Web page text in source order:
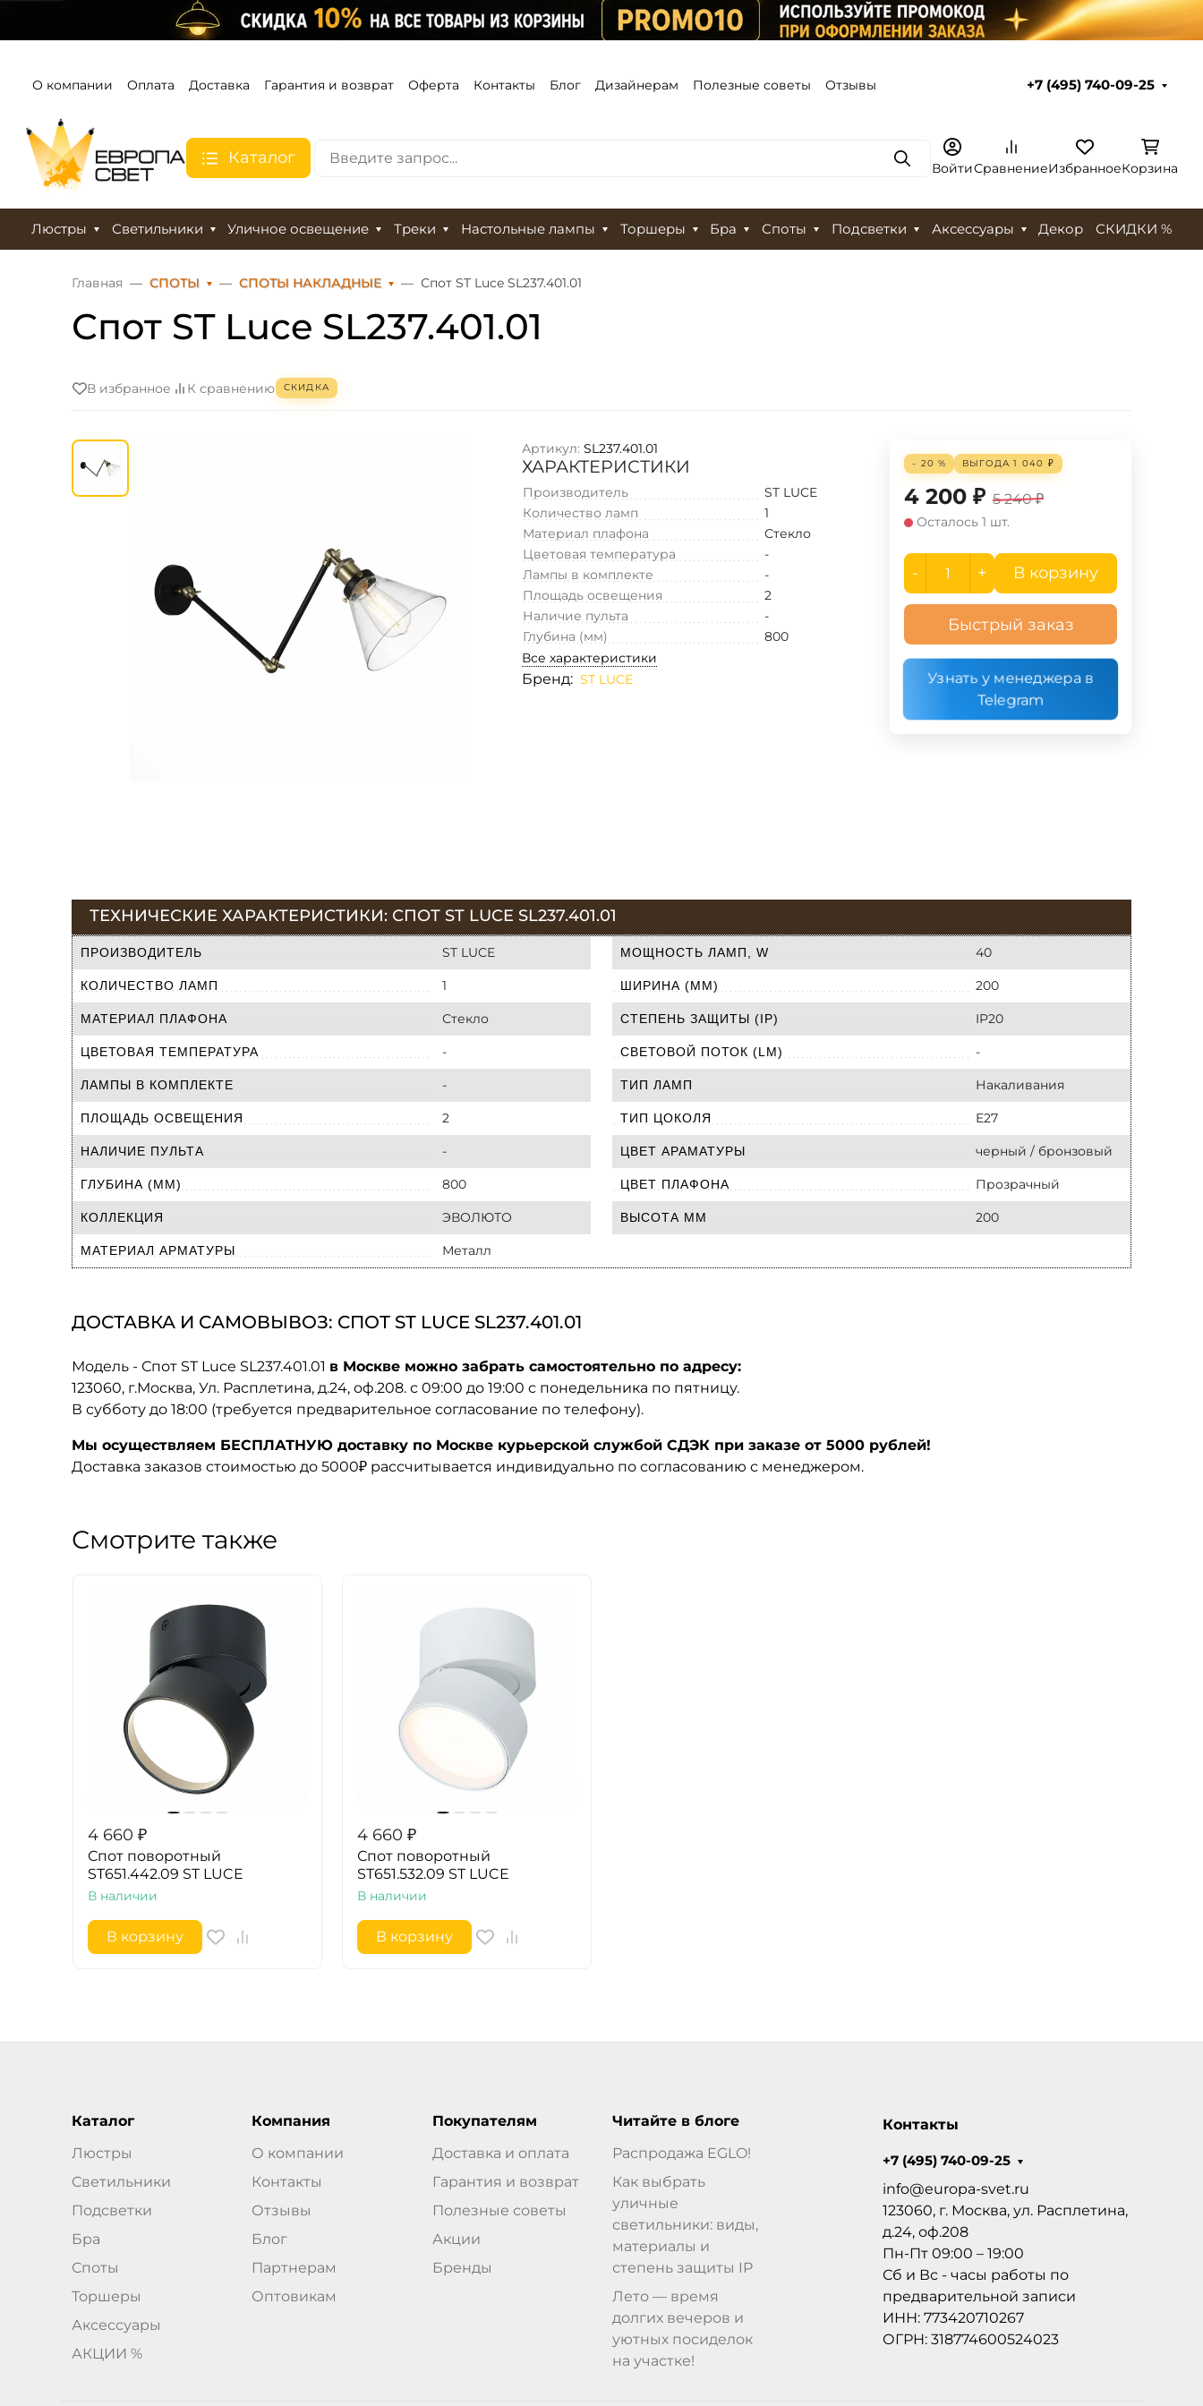
О компании Оплата Доставка Гарантия и возврат Оферта Контакты Блог Дизайнерам Полезные советы Отзывы +7 (495) 740-09-25
Каталог ПоискВойтиСравнениеИзбранноеКорзина
Люстры Светильники Уличное освещение Треки Настольные лампы Торшеры Бра Споты Подсветки Аксессуары Декор СКИДКИ %
Главная СПОТЫ СПОТЫ НАКЛАДНЫЕ Спот ST Luce SL237.401.01
Спот ST Luce SL237.401.01
В избранное К сравнению СКИДКА
Артикул: SL237.401.01
ХАРАКТЕРИСТИКИ
Производитель
ST LUCE
Количество ламп
1
Материал плафона
Стекло
Цветовая температура
-
Лампы в комплекте
-
Площадь освещения
2
Наличие пульта
-
Глубина (мм)
800
Все характеристики
Бренд: ST LUCE
- 20 % ВЫГОДА1 040 ₽
4 200 ₽ 5 240 ₽
Осталось 1 шт.
- + В корзину
Быстрый заказ
Узнать у менеджера в
Telegram
ТЕХНИЧЕСКИЕ ХАРАКТЕРИСТИКИ: СПОТ ST LUCE SL237.401.01
ПРОИЗВОДИТЕЛЬ ST LUCE
КОЛИЧЕСТВО ЛАМП 1
МАТЕРИАЛ ПЛАФОНА Стекло
ЦВЕТОВАЯ ТЕМПЕРАТУРА -
ЛАМПЫ В КОМПЛЕКТЕ -
ПЛОЩАДЬ ОСВЕЩЕНИЯ 2
НАЛИЧИЕ ПУЛЬТА -
ГЛУБИНА (ММ) 800
КОЛЛЕКЦИЯ ЭВОЛЮТО
МАТЕРИАЛ АРМАТУРЫ Металл
МОЩНОСТЬ ЛАМП, W 40
ШИРИНА (ММ) 200
СТЕПЕНЬ ЗАЩИТЫ (IP) IP20
СВЕТОВОЙ ПОТОК (LM) -
ТИП ЛАМП Накаливания
ТИП ЦОКОЛЯ E27
ЦВЕТ АРАМАТУРЫ черный / бронзовый
ЦВЕТ ПЛАФОНА Прозрачный
ВЫСОТА ММ 200
ДОСТАВКА И САМОВЫВОЗ: СПОТ ST LUCE SL237.401.01
Модель - Спот ST Luce SL237.401.01 в Москве можно забрать самостоятельно по адресу:
123060, г.Москва, Ул. Расплетина, д.24, оф.208. с 09:00 до 19:00 с понедельника по пятницу.
В субботу до 18:00 (требуется предварительное согласование по телефону).
Мы осуществляем БЕСПЛАТНУЮ доставку по Москве курьерской службой СДЭК при заказе от 5000 рублей!
Доставка заказов стоимостью до 5000₽ рассчитывается индивидуально по согласованию с менеджером.
Смотрите также
4 660 ₽
Спот поворотный
ST651.442.09 ST LUCE
В наличии
В корзину
4 660 ₽
Спот поворотный
ST651.532.09 ST LUCE
В наличии
В корзину
Каталог
Люстры
Светильники
Подсветки
Бра
Споты
Торшеры
Аксессуары
АКЦИИ %
Компания
О компании
Контакты
Отзывы
Блог
Партнерам
Оптовикам
Покупателям
Доставка и оплата
Гарантия и возврат
Полезные советы
Акции
Бренды
Читайте в блоге
Распродажа EGLO!
Как выбрать
уличные
светильники: виды,
материалы и
степень защиты IP
Лето — время
долгих вечеров и
уютных посиделок
на участке!
Контакты
+7 (495) 740-09-25
info@europa-svet.ru
123060, г. Москва, ул. Расплетина,
д.24, оф.208
Пн-Пт 09:00 – 19:00
Сб и Вс - часы работы по
предварительной записи
ИНН: 773420710267
ОГРН: 318774600524023